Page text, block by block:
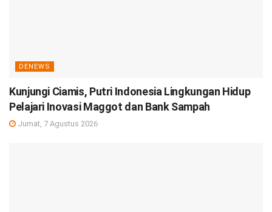
DENEWS
Kunjungi Ciamis, Putri Indonesia Lingkungan Hidup
Pelajari Inovasi Maggot dan Bank Sampah
Jumat, 7 Agustus 2026